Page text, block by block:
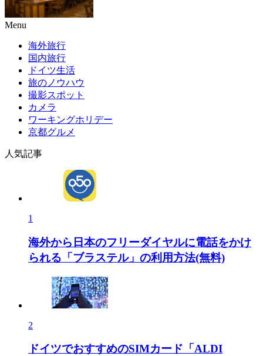
Menu
海外旅行
国内旅行
ドイツ生活
旅のノウハウ
撮影スポット
カメラ
ワーキングホリデー
京都グルメ
人気記事
1
海外から日本のフリーダイヤルに電話をかけ
られる「ブラステル」の利用方法(無料)
2
ドイツでおすすめのSIMカード「ALDI